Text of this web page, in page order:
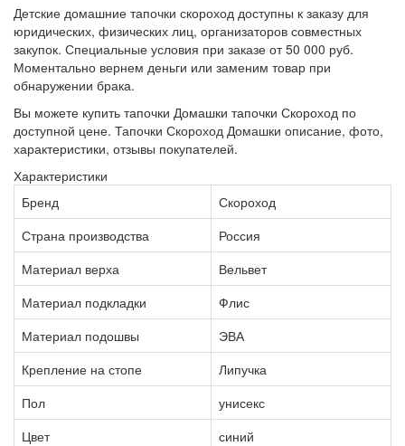
Детские домашние тапочки скороход доступны к заказу для
юридических, физических лиц, организаторов совместных
закупок. Специальные условия при заказе от 50 000 руб.
Моментально вернем деньги или заменим товар при
обнаружении брака.
Вы можете купить тапочки Домашки тапочки Скороход по
доступной цене. Тапочки Скороход Домашки описание, фото,
характеристики, отзывы покупателей.
Характеристики
Бренд
Скороход
Страна производства
Россия
Материал верха
Вельвет
Материал подкладки
Флис
Материал подошвы
ЭВА
Крепление на стопе
Липучка
Пол
унисекс
Цвет
синий